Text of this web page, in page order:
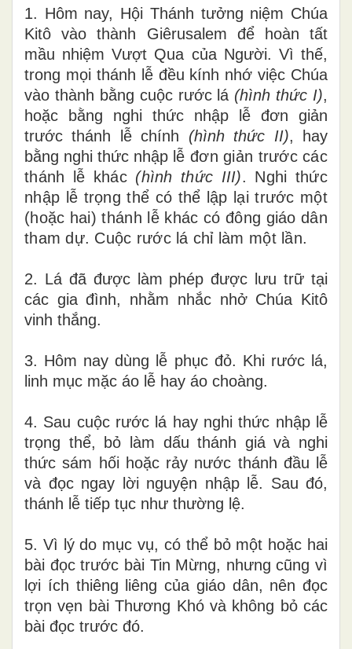
1. Hôm nay, Hội Thánh tưởng niệm Chúa
Kitô vào thành Giêrusalem để hoàn tất
mầu nhiệm Vượt Qua của Người. Vì thế,
trong mọi thánh lễ đều kính nhớ việc Chúa
vào thành bằng cuộc rước lá (hình thức I),
hoặc bằng nghi thức nhập lễ đơn giản
trước thánh lễ chính (hình thức II), hay
bằng nghi thức nhập lễ đơn giản trước các
thánh lễ khác(hình thức III). Nghi thức
nhập lễ trọng thể có thể lập lại trước một
(hoặc hai) thánh lễ khác có đông giáo dân
tham dự. Cuộc rước lá chỉ làm một lần.
2. Lá đã được làm phép được lưu trữ tại
các gia đình, nhằm nhắc nhở Chúa Kitô
vinh thắng.
3. Hôm nay dùng lễ phục đỏ. Khi rước lá,
linh mục mặc áo lễ hay áo choàng.
4. Sau cuộc rước lá hay nghi thức nhập lễ
trọng thể, bỏ làm dấu thánh giá và nghi
thức sám hối hoặc rảy nước thánh đầu lễ
và đọc ngay lời nguyện nhập lễ. Sau đó,
thánh lễ tiếp tục như thường lệ.
5. Vì lý do mục vụ, có thể bỏ một hoặc hai
bài đọc trước bài Tin Mừng, nhưng cũng vì
lợi ích thiêng liêng của giáo dân, nên đọc
trọn vẹn bài Thương Khó và không bỏ các
bài đọc trước đó.